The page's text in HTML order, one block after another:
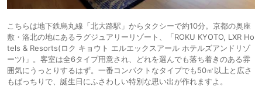
こちらは地下鉄烏丸線「北大路駅」からタクシーで約10分。京都の奥座
敷・洛北の地にあるラグジュアリーリゾート、「ROKU KYOTO, LXR Ho
tels & Resorts(ロク キョウト エルエックスアール ホテルズアンドリゾ
ーツ)」。客室は全6タイプ用意され、どれを選んでも落ち着きのある雰
囲気にうっとりするはず。一番コンパクトなタイプでも50㎡以上と広さ
もばっちりで、誕生日にふさわしい特別な思い出が作れますよ。